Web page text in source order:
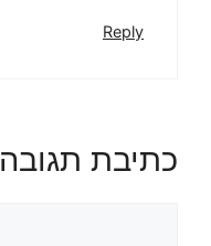
Reply
כתיבת תגובה